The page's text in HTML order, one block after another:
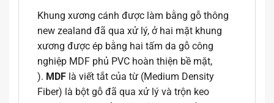
Khung xương cánh được làm bằng gỗ thông
new zealand đã qua xử lý, ở hai mặt khung
xương được ép bằng hai tấm da gỗ công
nghiệp MDF phủ PVC hoàn thiện bề mặt,
). MDF là viết tắt của từ (Medium Density
Fiber) là bột gỗ đã qua xử lý và trộn keo